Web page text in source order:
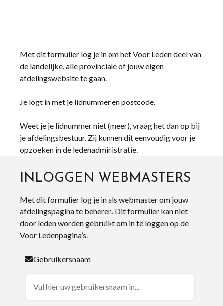
Met dit formulier log je in om het Voor Leden deel van
de landelijke, alle provinciale of jouw eigen
afdelingswebsite te gaan.
Je logt in met je lidnummer en postcode.
Weet je je lidnummer niet (meer), vraag het dan op bij
je afdelingsbestuur. Zij kunnen dit eenvoudig voor je
opzoeken in de ledenadministratie.
INLOGGEN WEBMASTERS
Met dit formulier log je in als webmaster om jouw
afdelingspagina te beheren. Dit formulier kan niet
door leden worden gebruikt om in te loggen op de
Voor Ledenpagina’s.
Gebruikersnaam